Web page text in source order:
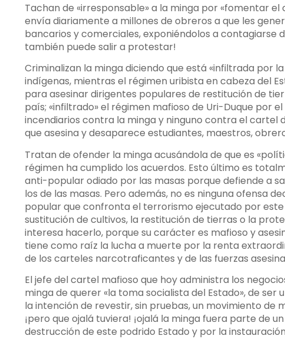
Tachan de «irresponsable» a la minga por «fomentar el
envía diariamente a millones de obreros a que les
bancarios y comerciales, exponiéndolos a contagiarse
también puede salir a protestar!
Criminalizan la minga diciendo que está «infiltrada por
indígenas, mientras el régimen uribista en cabeza del
para asesinar dirigentes populares de restitución de
país; «infiltrado» el régimen mafioso de Uri-Duque por
incendiarios contra la minga y ninguno contra el cartel
que asesina y desaparece estudiantes, maestros,
Tratan de ofender la minga acusándola de que es
régimen ha cumplido los acuerdos. Esto último es
anti-popular odiado por las masas porque defiende a
los de las masas. Pero además, no es ninguna ofensa
popular que confronta el terrorismo ejecutado por
sustitución de cultivos, la restitución de tierras o la
interesa hacerlo, porque su carácter es mafioso y
tiene como raíz la lucha a muerte por la renta
de los carteles narcotraficantes y de las fuerzas
El jefe del cartel mafioso que hoy administra los
minga de querer «la toma socialista del Estado», de ser
la intención de revestir, sin pruebas, un movimiento
¡pero que ojalá tuviera! ¡ojalá la minga fuera parte de
destrucción de este podrido Estado y por la